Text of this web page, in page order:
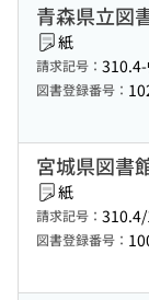
青森県立図
紙
請求記号： 310.4-
図書登録番号：
宮城県図書
紙
請求記号：
図書登録番号：